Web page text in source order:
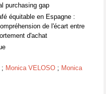
purchasing gap
équitable en Espagne :
de l'écart entre
d'achat
; Monica VELOSO ; Monica